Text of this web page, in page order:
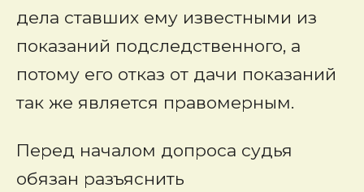
дела ставших ему известными из
показаний подследственного, а
потому его отказ от дачи показаний
так же является правомерным.
Перед началом допроса судья
обязан разъяснить